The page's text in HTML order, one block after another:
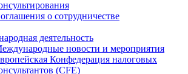
о сотрудничестве
деятельность
новости и мероприятия
Конфедерация налоговых
(CFE)